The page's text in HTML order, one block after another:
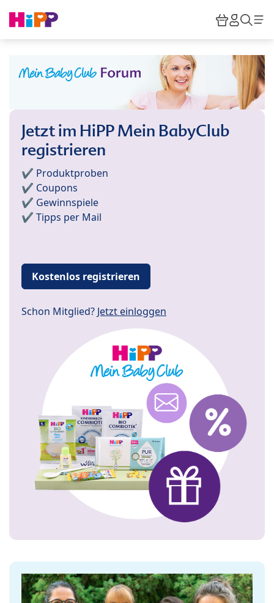
HiPP
Jetzt im HiPP Mein BabyClub
registrieren
✔️ Produktproben
✔️ Coupons
✔️ Gewinnspiele
✔️ Tipps per Mail
Kostenlos registrieren
Schon Mitglied? Jetzt einloggen